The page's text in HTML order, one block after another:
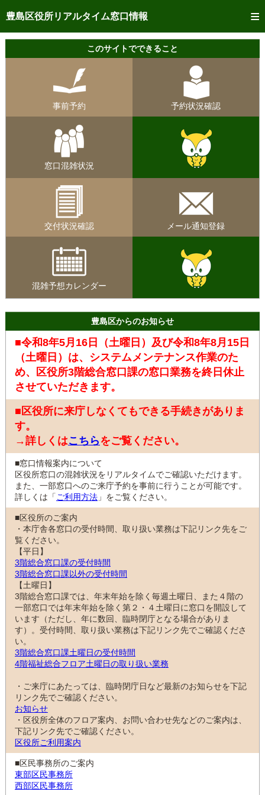
豊島区役所リアルタイム窓口情報
トップページへ
ご利用方法
予約状況確認
リアルタイム
混雑予想カレンダー
このサイトでできること
事前予約 予約状況確認
窓口混雑状況
交付状況確認 メール通知登録
混雑予想カレンダー
豊島区からのお知らせ
■令和8年5月16日（土曜日）及び令和8年8月15日
（土曜日）は、システムメンテナンス作業のた
め、区役所3階総合窓口課の窓口業務を終日休止
させていただきます。
■区役所に来庁しなくてもできる手続きがありま
す。
→詳しくはこちらをご覧ください。
■窓口情報案内について
区役所窓口の混雑状況をリアルタイムでご確認いただけます。
また、一部窓口へのご来庁予約を事前に行うことが可能です。
詳しくは「 ご利用方法 」をご覧ください。
■区役所のご案内
・本庁舎各窓口の受付時間、取り扱い業務は下記リンク先をご
覧ください。
【平日】
3階総合窓口課の受付時間
3階総合窓口課以外の受付時間
【土曜日】
3階総合窓口課では、年末年始を除く毎週土曜日、また４階の
一部窓口では年末年始を除く第２・４土曜日に窓口を開設して
います（ただし、年に数回、臨時閉庁となる場合がありま
す）。受付時間、取り扱い業務は下記リンク先でご確認くださ
い。
3階総合窓口課土曜日の受付時間
4階福祉総合フロア土曜日の取り扱い業務
・ご来庁にあたっては、臨時閉庁日など最新のお知らせを下記
リンク先でご確認ください。
お知らせ
・区役所全体のフロア案内、お問い合わせ先などのご案内は、
下記リンク先でご確認ください。
区役所ご利用案内
■区民事務所のご案内
東部区民事務所
西部区民事務所